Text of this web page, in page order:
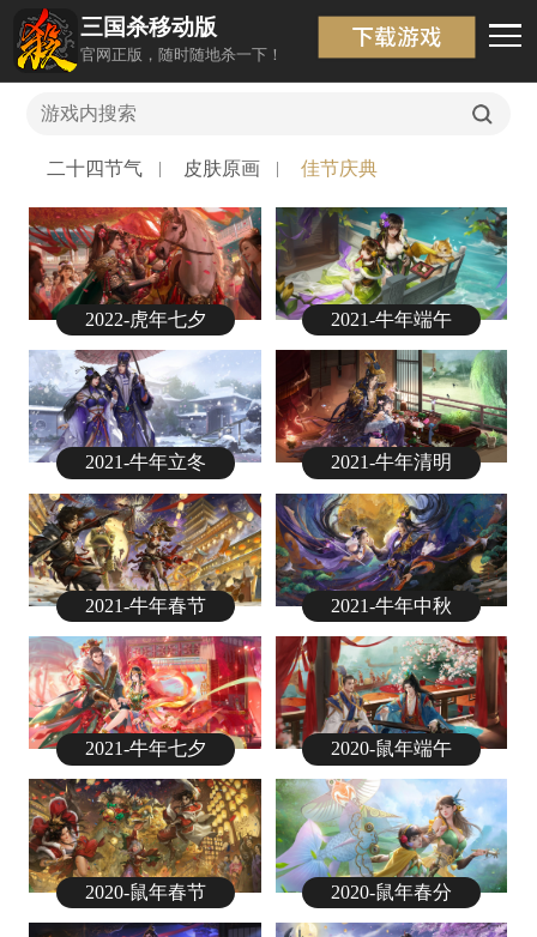
三国杀移动版
官网正版，随时随地杀一下！
返回
二十四节气 皮肤原画 佳节庆典
2022-虎年七夕 2021-牛年端午
2021-牛年立冬 2021-牛年清明
2021-牛年春节 2021-牛年中秋
2021-牛年七夕 2020-鼠年端午
2020-鼠年春节 2020-鼠年春分